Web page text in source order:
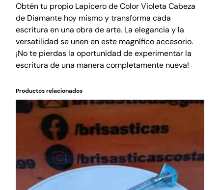
Obtén tu propio Lapicero de Color Violeta Cabeza
de Diamante hoy mismo y transforma cada
escritura en una obra de arte. La elegancia y la
versatilidad se unen en este magnífico accesorio.
¡No te pierdas la oportunidad de experimentar la
escritura de una manera completamente nueva!
Productos relacionados